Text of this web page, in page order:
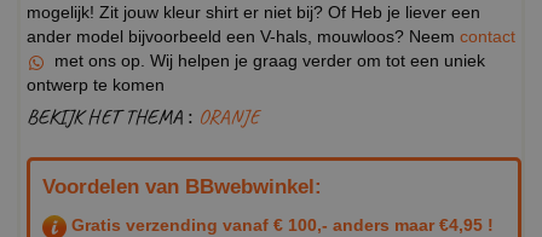
mogelijk! Zit jouw kleur shirt er niet bij? Of Heb je liever een
ander model bijvoorbeeld een V-hals, mouwloos? Neem contact
met ons op. Wij helpen je graag verder om tot een uniek
ontwerp te komen
BEKIJK HET THEMA : ORANJE
Voordelen van BBwebwinkel:
Gratis verzending vanaf € 100,- anders maar €4,95 !